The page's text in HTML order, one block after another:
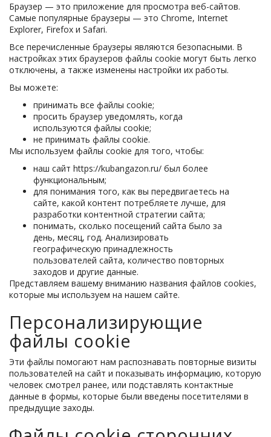
Браузер — это приложение для просмотра веб-сайтов.
Самые популярные браузеры — это Chrome, Internet
Explorer, Firefox и Safari.
Все перечисленные браузеры являются безопасными. В
настройках этих браузеров файлы cookie могут быть легко
отключены, а также изменены настройки их работы.
Вы можете:
принимать все файлы cookie;
просить браузер уведомлять, когда
используются файлы cookie;
не принимать файлы cookie.
Мы используем файлы cookie для того, чтобы:
наш сайт https://kubangazon.ru/ был более
функциональным;
для понимания того, как вы передвигаетесь на
сайте, какой контент потребляете лучше, для
разработки контентной стратегии сайта;
понимать, сколько посещений сайта было за
день, месяц, год. Анализировать
географическую принадлежность
пользователей сайта, количество повторных
заходов и другие данные.
Представляем вашему вниманию названия файлов cookies,
которые мы используем на нашем сайте.
Персонализирующие
файлы cookie
Эти файлы помогают нам распознавать повторные визиты
пользователей на сайт и показывать информацию, которую
человек смотрел ранее, или подставлять контактные
данные в формы, которые были введены посетителями в
предыдущие заходы.